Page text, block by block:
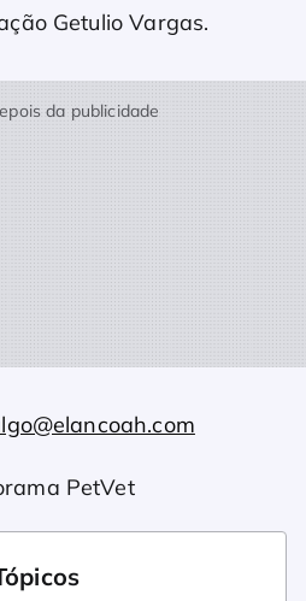
Getulio Vargas.
da publicidade
PetVet